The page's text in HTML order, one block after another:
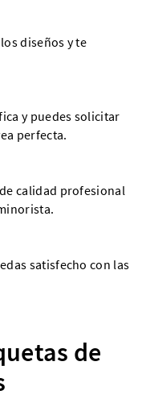
diseños y te
y puedes solicitar
perfecta.
calidad profesional
satisfecho con las
de